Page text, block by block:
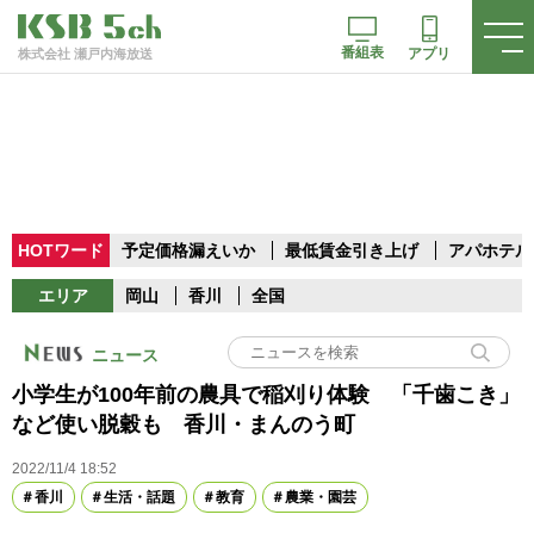
株式会社 瀬戸内海放送 番組表 アプリ
HOTワード 予定価格漏えいか 最低賃金引き上げ アパホテル
エリア 岡山 香川 全国
ニュース
小学生が100年前の農具で稲刈り体験 「千歯こき」
など使い脱穀も 香川・まんのう町
2022/11/4 18:52
香川
生活・話題 教育 農業・園芸